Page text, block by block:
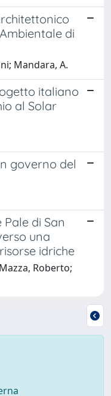
di
Mandara, A.
italiano
al Solar
governo del
di San
una
idriche
Roberto;